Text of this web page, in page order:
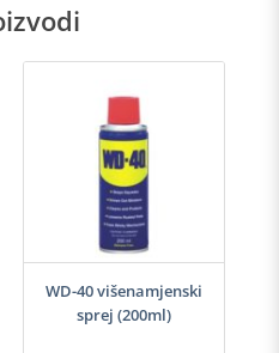
WD-40 višenamjenski
sprej (200ml)